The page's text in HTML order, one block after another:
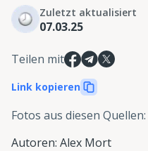
Zuletzt aktualisiert
07.03.25
Teilen mit
Link kopieren
Fotos aus diesen Quellen:
Autoren: Alex Mort